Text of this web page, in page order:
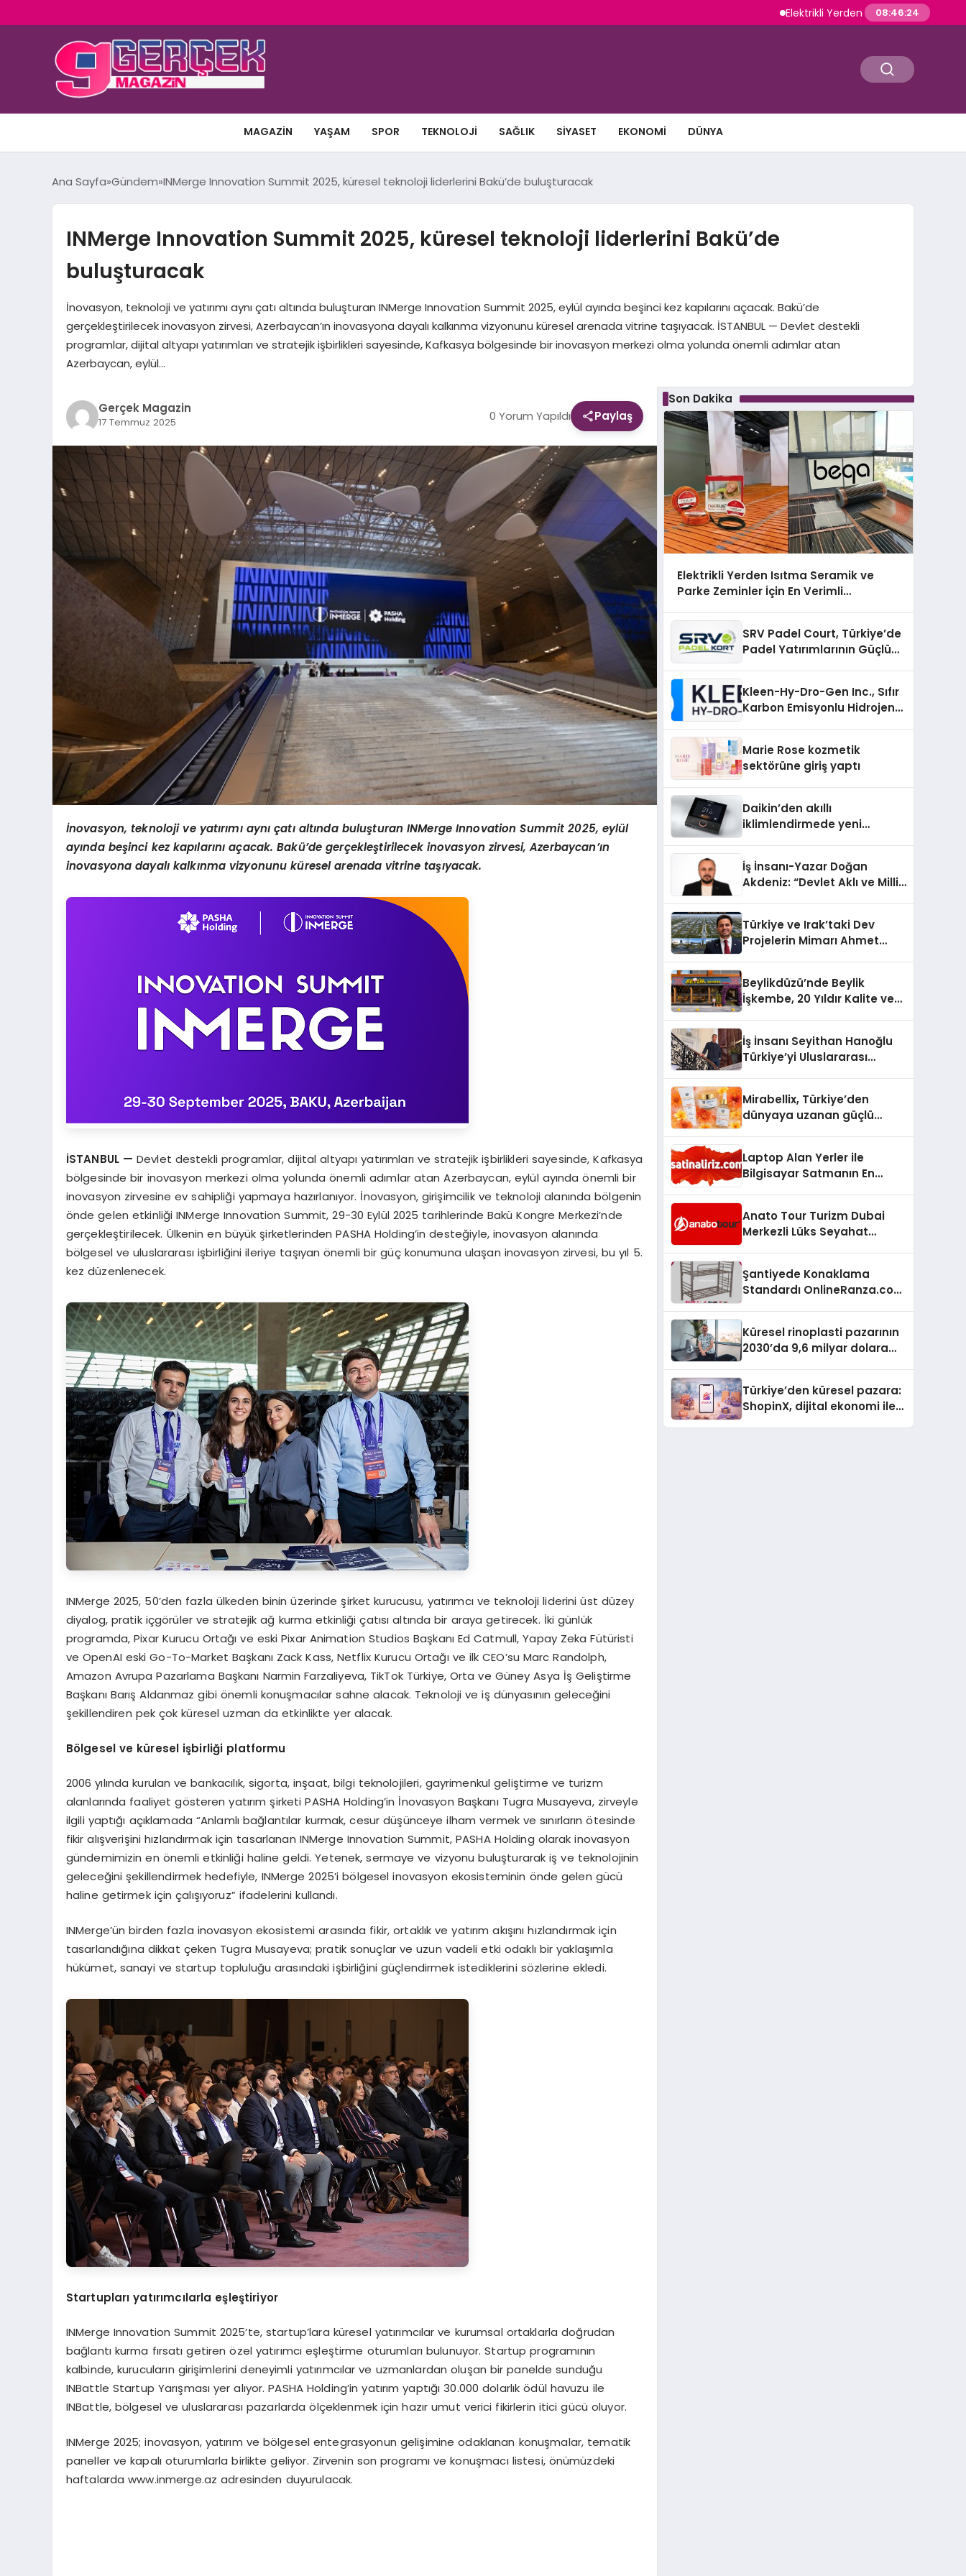
Elektrikli Yerden Isıtma Seramik ve Parke
08:46:26
MAGAZIN YAŞAM SPOR TEKNOLOJI SAĞLIK SIYASET EKONOMI DÜNYA
Ana Sayfa Gündem INMerge Innovation Summit 2025, küresel teknoloji liderlerini Bakü’de buluşturacak
INMerge Innovation Summit 2025, küresel teknoloji liderlerini Bakü’de
buluşturacak
İnovasyon, teknoloji ve yatırımı aynı çatı altında buluşturan INMerge Innovation Summit 2025, eylül ayında beşinci kez kapılarını açacak. Bakü’de
gerçekleştirilecek inovasyon zirvesi, Azerbaycan’ın inovasyona dayalı kalkınma vizyonunu küresel arenada vitrine taşıyacak. İSTANBUL — Devlet destekli
programlar, dijital altyapı yatırımları ve stratejik işbirlikleri sayesinde, Kafkasya bölgesinde bir inovasyon merkezi olma yolunda önemli adımlar atan
Azerbaycan, eylül…
Gerçek Magazin
17 Temmuz 2025 0 Yorum Yapıldı Paylaş
İnovasyon, teknoloji ve yatırımı aynı çatı altında buluşturan INMerge Innovation Summit 2025, eylül
ayında beşinci kez kapılarını açacak. Bakü’de gerçekleştirilecek inovasyon zirvesi, Azerbaycan’ın
inovasyona dayalı kalkınma vizyonunu küresel arenada vitrine taşıyacak.
İSTANBUL — Devlet destekli programlar, dijital altyapı yatırımları ve stratejik işbirlikleri sayesinde, Kafkasya
bölgesinde bir inovasyon merkezi olma yolunda önemli adımlar atan Azerbaycan, eylül ayında önemli bir
inovasyon zirvesine ev sahipliği yapmaya hazırlanıyor. İnovasyon, girişimcilik ve teknoloji alanında bölgenin
önde gelen etkinliği INMerge Innovation Summit, 29-30 Eylül 2025 tarihlerinde Bakü Kongre Merkezi’nde
gerçekleştirilecek. Ülkenin en büyük şirketlerinden PASHA Holding’in desteğiyle, inovasyon alanında
bölgesel ve uluslararası işbirliğini ileriye taşıyan önemli bir güç konumuna ulaşan inovasyon zirvesi, bu yıl 5.
kez düzenlenecek.
INMerge 2025, 50’den fazla ülkeden binin üzerinde şirket kurucusu, yatırımcı ve teknoloji liderini üst düzey
diyalog, pratik içgörüler ve stratejik ağ kurma etkinliği çatısı altında bir araya getirecek. İki günlük
programda, Pixar Kurucu Ortağı ve eski Pixar Animation Studios Başkanı Ed Catmull, Yapay Zeka Fütüristi
ve OpenAI eski Go-To-Market Başkanı Zack Kass, Netflix Kurucu Ortağı ve ilk CEO’su Marc Randolph,
Amazon Avrupa Pazarlama Başkanı Narmin Farzaliyeva, TikTok Türkiye, Orta ve Güney Asya İş Geliştirme
Başkanı Barış Aldanmaz gibi önemli konuşmacılar sahne alacak. Teknoloji ve iş dünyasının geleceğini
şekillendiren pek çok küresel uzman da etkinlikte yer alacak.
Bölgesel ve küresel işbirliği platformu
2006 yılında kurulan ve bankacılık, sigorta, inşaat, bilgi teknolojileri, gayrimenkul geliştirme ve turizm
alanlarında faaliyet gösteren yatırım şirketi PASHA Holding’in İnovasyon Başkanı Tugra Musayeva, zirveyle
ilgili yaptığı açıklamada “Anlamlı bağlantılar kurmak, cesur düşünceye ilham vermek ve sınırların ötesinde
fikir alışverişini hızlandırmak için tasarlanan INMerge Innovation Summit, PASHA Holding olarak inovasyon
gündemimizin en önemli etkinliği haline geldi. Yetenek, sermaye ve vizyonu buluşturarak iş ve teknolojinin
geleceğini şekillendirmek hedefiyle, INMerge 2025’i bölgesel inovasyon ekosisteminin önde gelen gücü
haline getirmek için çalışıyoruz” ifadelerini kullandı.
INMerge’ün birden fazla inovasyon ekosistemi arasında fikir, ortaklık ve yatırım akışını hızlandırmak için
tasarlandığına dikkat çeken Tugra Musayeva; pratik sonuçlar ve uzun vadeli etki odaklı bir yaklaşımla
hükümet, sanayi ve startup topluluğu arasındaki işbirliğini güçlendirmek istediklerini sözlerine ekledi.
Startupları yatırımcılarla eşleştiriyor
INMerge Innovation Summit 2025’te, startup’lara küresel yatırımcılar ve kurumsal ortaklarla doğrudan
bağlantı kurma fırsatı getiren özel yatırımcı eşleştirme oturumları bulunuyor. Startup programının
kalbinde, kurucuların girişimlerini deneyimli yatırımcılar ve uzmanlardan oluşan bir panelde sunduğu
INBattle Startup Yarışması yer alıyor. PASHA Holding’in yatırım yaptığı 30.000 dolarlık ödül havuzu ile
INBattle, bölgesel ve uluslararası pazarlarda ölçeklenmek için hazır umut verici fikirlerin itici gücü oluyor.
INMerge 2025; inovasyon, yatırım ve bölgesel entegrasyonun gelişimine odaklanan konuşmalar, tematik
paneller ve kapalı oturumlarla birlikte geliyor. Zirvenin son programı ve konuşmacı listesi, önümüzdeki
haftalarda www.inmerge.az adresinden duyurulacak.
Son Dakika
Elektrikli Yerden Isıtma Seramik ve
Parke Zeminler İçin En Verimli
SRV Padel Court, Türkiye’de
Padel Yatırımlarının Güçlü
Kleen-Hy-Dro-Gen Inc., Sıfır
Karbon Emisyonlu Hidrojen
Aldı
Marie Rose kozmetik
sektörüne giriş yaptı
Daikin’den akıllı
iklimlendirmede yeni
İş İnsanı-Yazar Doğan
Akdeniz: “Devlet Aklı ve Milli
Türkiye ve Irak’taki Dev
Projelerin Mimarı Ahmet
Holding Industrial City”
Projesini Hayata Geçirecek
Beylikdüzü’nde Beylik
İşkembe, 20 Yıldır Kalite ve
İş İnsanı Seyithan Hanoğlu
Türkiye’yi Uluslararası
Mirabellix, Türkiye’den
dünyaya uzanan güçlü
Laptop Alan Yerler ile
Bilgisayar Satmanın En
Anato Tour Turizm Dubai
Merkezli Lüks Seyahat
Şantiyede Konaklama
Standardı OnlineRanza.com
Küresel rinoplasti pazarının
2030’da 9,6 milyar dolara
Türkiye’den küresel pazara:
ShopinX, dijital ekonomi ile